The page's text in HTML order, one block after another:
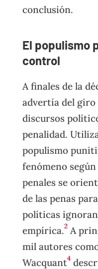
conclusión.
El populismo
control
A finales de la
advertía del
discursos
penalidad.
populismo
fenómeno
penales se
de las penas
políticas
empírica.2A
mil autores
Wacquant4